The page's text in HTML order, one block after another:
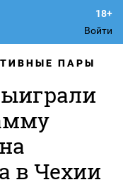
Войти
ПАРЫ
в Чехии